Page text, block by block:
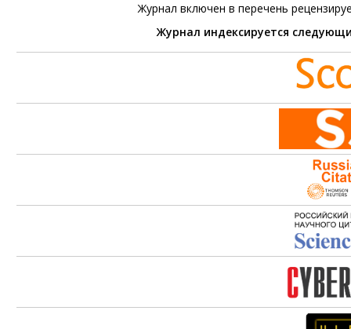
Журнал включен в перечень
Журнал индексируется